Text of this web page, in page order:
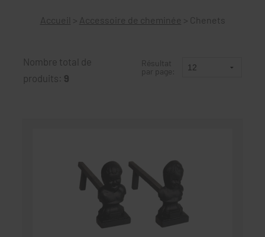
Accueil > Accessoire de cheminée > Chenets
Nombre total de
produits: 9
Résultat
par page: